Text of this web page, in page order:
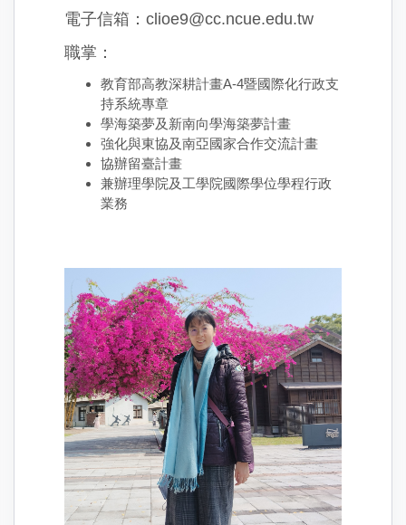
電子信箱：clioe9@cc.ncue.edu.tw
職掌：
教育部高教深耕計畫A-4暨國際化行政支
持系統專章
學海築夢及新南向學海築夢計畫
強化與東協及南亞國家合作交流計畫
協辦留臺計畫
兼辦理學院及工學院國際學位學程行政
業務